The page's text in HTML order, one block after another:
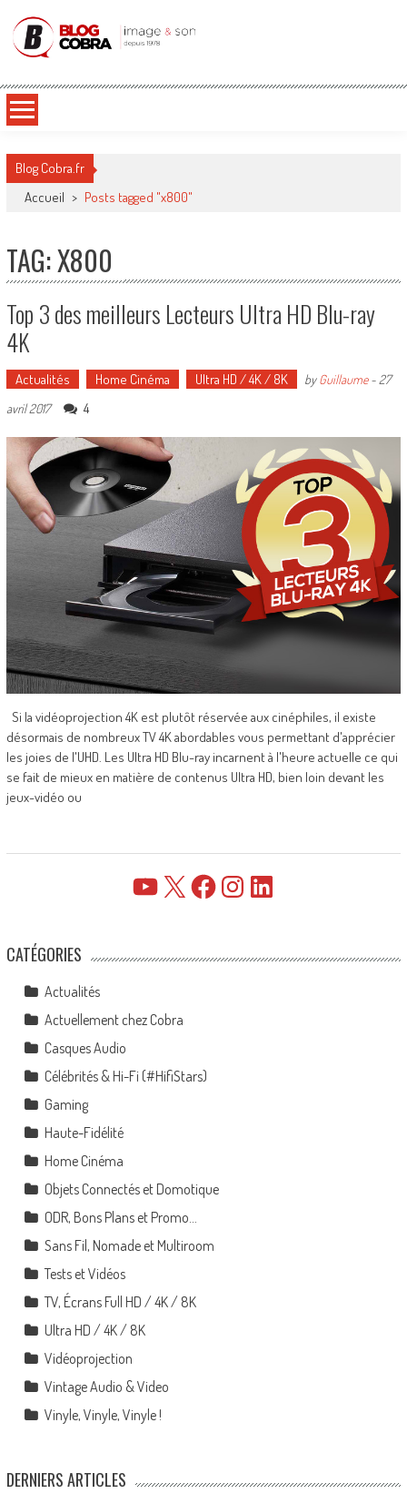
Blog Cobra
Blog Cobra.fr
Accueil > Posts tagged "x800"
TAG: X800
Top 3 des meilleurs Lecteurs Ultra HD Blu-ray
4K
Actualités Home Cinéma Ultra HD / 4K / 8K byGuillaume- 27
avril 2017
4
Si la vidéoprojection 4K est plutôt réservée aux cinéphiles, il existe
désormais de nombreux TV 4K abordables vous permettant d'apprécier
les joies de l'UHD. Les Ultra HD Blu-ray incarnent à l'heure actuelle ce qui
se fait de mieux en matière de contenus Ultra HD, bien loin devant les
jeux-vidéo ou
YouTube FacebookInstagramLinkedIn
CATÉGORIES
Actualités
Actuellement chez Cobra
Casques Audio
Célébrités & Hi-Fi (#HifiStars)
Gaming
Haute-Fidélité
Home Cinéma
Objets Connectés et Domotique
ODR, Bons Plans et Promo…
Sans Fil, Nomade et Multiroom
Tests et Vidéos
TV, Écrans Full HD / 4K / 8K
Ultra HD / 4K / 8K
Vidéoprojection
Vintage Audio & Video
Vinyle, Vinyle, Vinyle !
DERNIERS ARTICLES